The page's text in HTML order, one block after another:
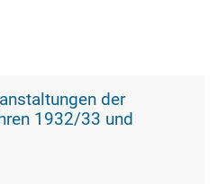
1932/33 und